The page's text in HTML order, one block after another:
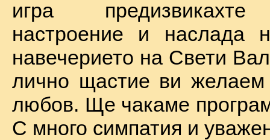
игра
настроение и наслада
навечерието на Свети
лично щастие ви желаем
любов. Ще чакаме
С много симпатия и